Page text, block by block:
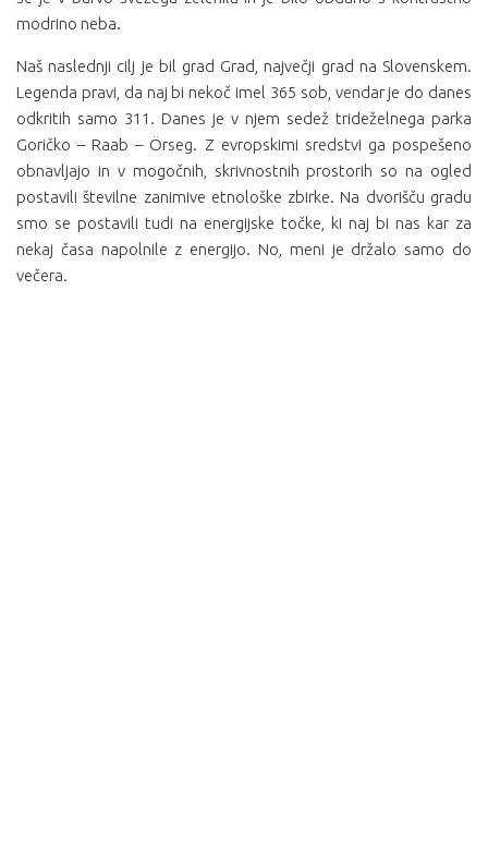
modrino neba.
Naš naslednji cilj je bil grad Grad, največji grad na Slovenskem.
Legenda pravi, da naj bi nekoč imel 365 sob, vendar je do danes
odkritih samo 311. Danes je v njem sedež trideželnega parka
Goričko – Raab – Örseg. Z evropskimi sredstvi ga pospešeno
obnavljajo in v mogočnih, skrivnostnih prostorih so na ogled
postavili številne zanimive etnološke zbirke. Na dvorišču gradu
smo se postavili tudi na energijske točke, ki naj bi nas kar za
nekaj časa napolnile z energijo. No, meni je držalo samo do
večera.